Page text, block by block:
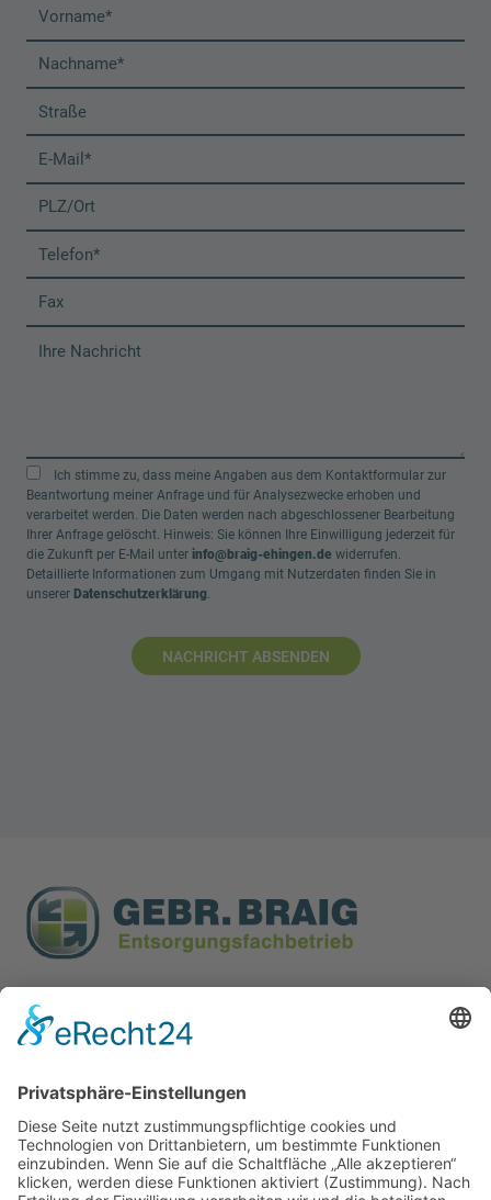
Ich stimme zu, dass meine Angaben aus dem Kontaktformular zur
Beantwortung meiner Anfrage und für Analysezwecke erhoben und
verarbeitet werden. Die Daten werden nach abgeschlossener Bearbeitung
Ihrer Anfrage gelöscht. Hinweis: Sie können Ihre Einwilligung jederzeit für
die Zukunft per E-Mail unter info@braig-ehingen.de widerrufen.
Detaillierte Informationen zum Umgang mit Nutzerdaten finden Sie in
unserer Datenschutzerklärung
NACHRICHT ABSENDEN
Gebr. Braig GmbH & Co KG
Entsorgungsfachbetrieb
89584 Ehingen - Berkach
Tel.: 07391 7703-0
info@braig-ehingen.de